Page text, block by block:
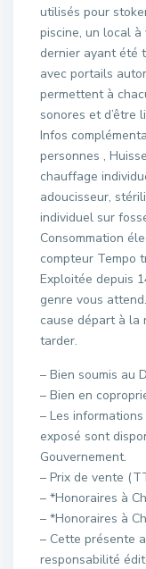
utilisés pour
piscine, un local à
dernier ayant été
avec portails
permettent à
sonores et d’être
Infos
personnes ,
chauffage
adoucisseur,
individuel sur
Consommation
compteur Tempo
Exploitée depuis
genre vous
cause départ à la
tarder.
– Bien soumis au
– Bien en
– Les
exposé sont
Gouvernement.
– Prix de vente
– *Honoraires à
– *Honoraires à
– Cette présente
responsabilité